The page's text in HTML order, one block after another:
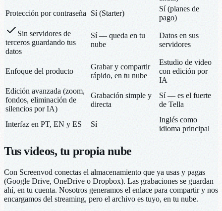
Protección por contraseña
Sí (Starter)
Sí (planes de
pago)
Sin servidores de
terceros guardando tus
datos
Sí — queda en tu
nube
Datos en sus
servidores
Enfoque del producto
Grabar y compartir
rápido, en tu nube
Estudio de video
con edición por
IA
Edición avanzada (zoom,
fondos, eliminación de
silencios por IA)
Grabación simple y
directa
Sí — es el fuerte
de Tella
Interfaz en PT, EN y ES Sí
Inglés como
idioma principal
Tus videos, tu propia nube
Con Screenvod conectas el almacenamiento que ya usas y pagas
(Google Drive, OneDrive o Dropbox). Las grabaciones se guardan
ahí, en tu cuenta. Nosotros generamos el enlace para compartir y nos
encargamos del streaming, pero el archivo es tuyo, en tu nube.